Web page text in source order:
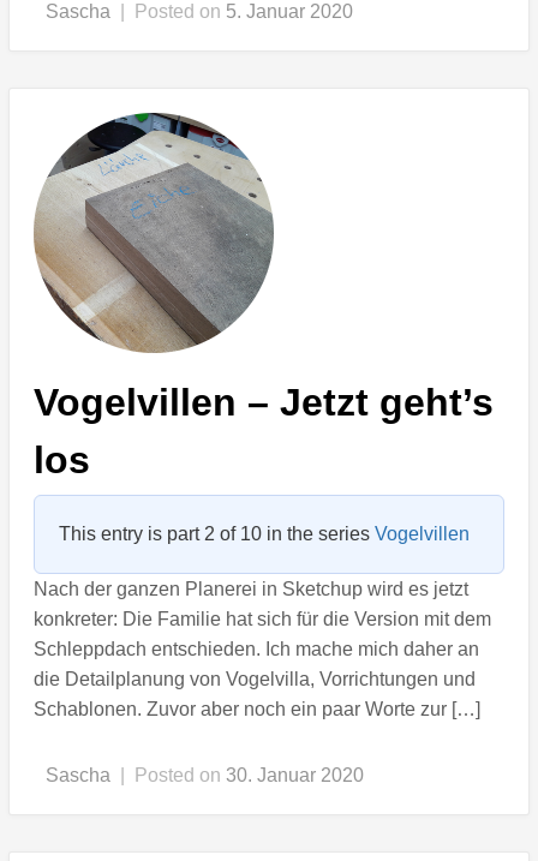
Sascha Posted on 5. Januar 2020
Vogelvillen – Jetzt geht’s
los
This entry is part 2 of 10 in the series Vogelvillen
Nach der ganzen Planerei in Sketchup wird es jetzt
konkreter: Die Familie hat sich für die Version mit dem
Schleppdach entschieden. Ich mache mich daher an
die Detailplanung von Vogelvilla, Vorrichtungen und
Schablonen. Zuvor aber noch ein paar Worte zur […]
Sascha Posted on 30. Januar 2020